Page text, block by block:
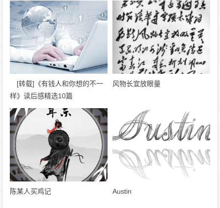
[转载]《有钱人和你想的不一
样》读后感精选10篇
风物长宜放眼量
陈某人买鸡记 Austin